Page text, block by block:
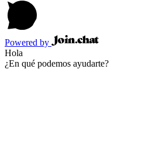
Powered by
Hola
¿En qué podemos ayudarte?